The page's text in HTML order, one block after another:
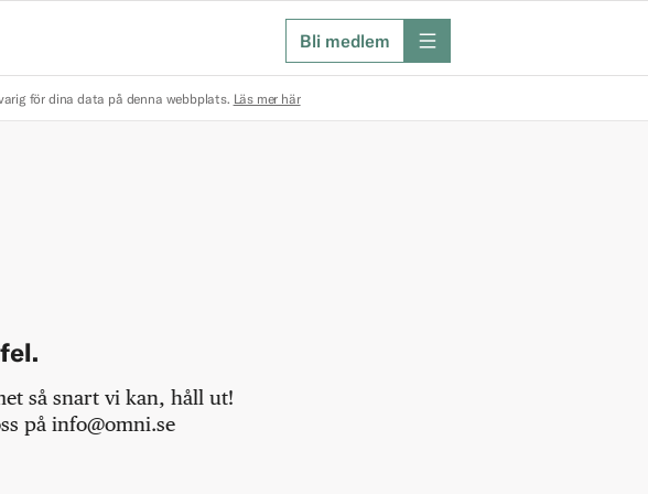
Bli medlem meny
för dina data på denna webbplats. Läs mer här
så snart vi kan, håll ut!
på info@omni.se